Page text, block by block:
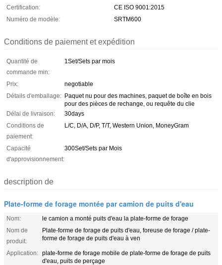
Certification:
CE ISO 9001:2015
Numéro de modèle:
SRTM600
Conditions de paiement et expédition
Quantité de
commande min:
1Set/Sets par mois
Prix:
negotiable
Détails d'emballage: Paquet nu pour des machines, paquet de boîte en bois
pour des pièces de rechange, ou requête du clie
Délai de livraison:
30days
Conditions de
paiement:
L/C, D/A, D/P, T/T, Western Union, MoneyGram
Capacité
d'approvisionnement:
300Set/Sets par Mois
description de
Plate-forme de forage montée par camion de puits d'eau
Nom:
le camion a monté puits d'eau la plate-forme de forage
Nom de
produit:
Plate-forme de forage de puits d'eau, foreuse de forage / plate-
forme de forage de puits d'eau à ven
Application: plate-forme de forage mobile de plate-forme de forage de puits
d'eau, puits de perçage